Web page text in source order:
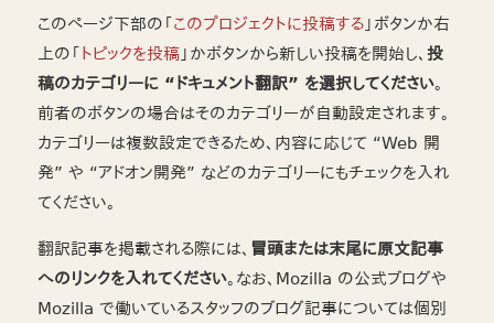
このページ下部の「このプロジェクトに投稿する」ボタンか右
上の「 トピックを投稿」かボタンから新しい投稿を開始し、 投
稿のカテゴリーに “ドキュメント翻訳” を選択してください。
前者のボタンの場合はそのカテゴリーが自動設定されます。
カテゴリーは複数設定できるため、内容に応じて “Web 開
発” や “アドオン開発” などのカテゴリーにもチェックを入れ
てください。
翻訳記事を掲載される際には、 冒頭または末尾に原文記事
へのリンクを入れてください。なお、Mozilla の公式ブログや
Mozilla で働いているスタッフのブログ記事については個別